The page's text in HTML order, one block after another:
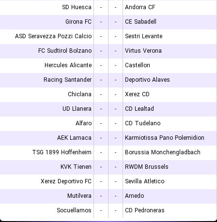
SD Huesca
- -
Andorra CF
Girona FC
- -
CE Sabadell
ASD Seravezza Pozzi Calcio
- -
Sestri Levante
FC Sudtirol Bolzano
- -
Virtus Verona
Hercules Alicante
- -
Castellon
Racing Santander
- -
Deportivo Alaves
Chiclana
- -
Xerez CD
UD Llanera
- -
CD Lealtad
Alfaro
- -
CD Tudelano
AEK Larnaca
- -
Karmiotissa Pano Polemidion
TSG 1899 Hoffenheim
- -
Borussia Monchengladbach
KVK Tienen
- -
RWDM Brussels
Xerez Deportivo FC
- -
Sevilla Atletico
Mutilvera
- -
Arnedo
Socuellamos
- - CD Pedroneras